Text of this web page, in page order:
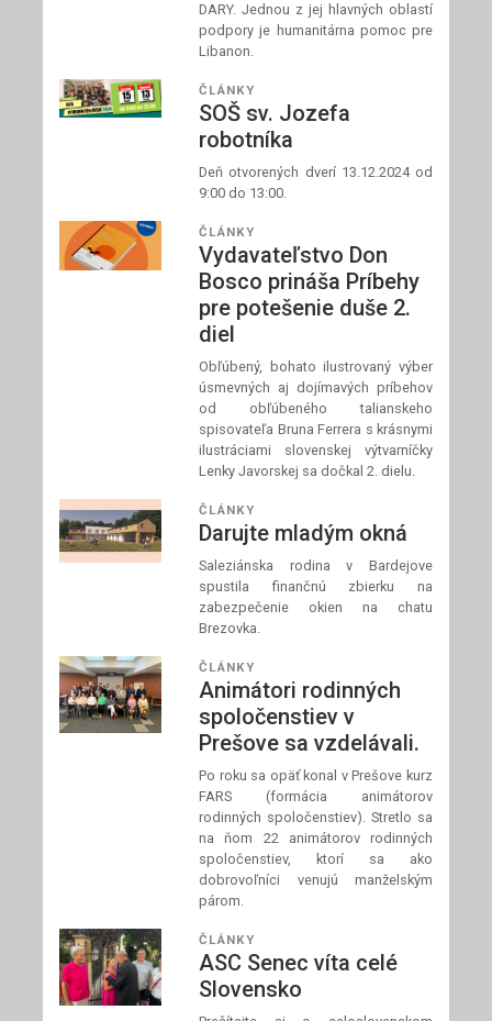
DARY. Jednou z jej hlavných oblastí
podpory je humanitárna pomoc pre
Libanon.
ČLÁNKY
SOŠ sv. Jozefa
robotníka
Deň otvorených dverí 13.12.2024 od
9:00 do 13:00.
ČLÁNKY
Vydavateľstvo Don
Bosco prináša Príbehy
pre potešenie duše 2.
diel
Obľúbený, bohato ilustrovaný výber
úsmevných aj dojímavých príbehov
od obľúbeného talianskeho
spisovateľa Bruna Ferrera s krásnymi
ilustráciami slovenskej výtvarníčky
Lenky Javorskej sa dočkal 2. dielu.
ČLÁNKY
Darujte mladým okná
Saleziánska rodina v Bardejove
spustila finančnú zbierku na
zabezpečenie okien na chatu
Brezovka.
ČLÁNKY
Animátori rodinných
spoločenstiev v
Prešove sa vzdelávali.
Po roku sa opäť konal v Prešove kurz
FARS (formácia animátorov
rodinných spoločenstiev). Stretlo sa
na ňom 22 animátorov rodinných
spoločenstiev, ktorí sa ako
dobrovoľníci venujú manželským
párom.
ČLÁNKY
ASC Senec víta celé
Slovensko